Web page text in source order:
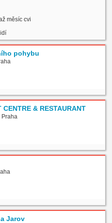
měsíc cvičení zdarma
pohybu
CENTRE & RESTAURANT
Praha
Jarov